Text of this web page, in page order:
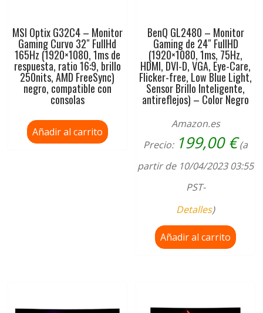
MSI Optix G32C4 – Monitor
Gaming Curvo 32″ FullHd
165Hz (1920×1080, 1ms de
respuesta, ratio 16:9, brillo
250nits, AMD FreeSync)
negro, compatible con
consolas
Añadir al carrito
BenQ GL2480 – Monitor
Gaming de 24″ FullHD
(1920×1080, 1ms, 75Hz,
HDMI, DVI-D, VGA, Eye-Care,
Flicker-free, Low Blue Light,
Sensor Brillo Inteligente,
antireflejos) – Color Negro
Amazon.es
Precio: 199,00€ (a
partir de 10/04/2023 03:55
PST-
Detalles)
Añadir al carrito